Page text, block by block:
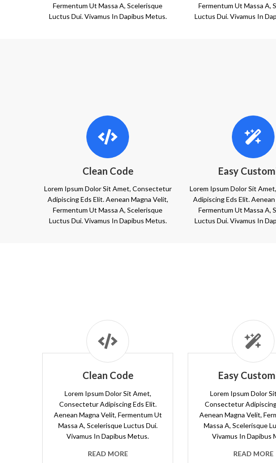
Fermentum Ut Massa A, Scelerisque
Luctus Dui. Vivamus In Dapibus Metus.
Fermentum Ut Massa A,
Luctus Dui. Vivamus In
Clean Code
Lorem Ipsum Dolor Sit Amet, Consectetur
Adipiscing Eds Elit. Aenean Magna Velit,
Fermentum Ut Massa A, Scelerisque
Luctus Dui. Vivamus In Dapibus Metus.
Easy
Lorem Ipsum Dolor Sit
Adipiscing Eds Elit.
Fermentum Ut Massa A,
Luctus Dui. Vivamus In
Clean Code
Lorem Ipsum Dolor Sit Amet,
Consectetur Adipiscing Eds Elit.
Aenean Magna Velit, Fermentum Ut
Massa A, Scelerisque Luctus Dui.
Vivamus In Dapibus Metus.
READ MORE
Easy
Lorem Ipsum Dolor
Consectetur
Aenean Magna Velit,
Massa A, Scelerisque
Vivamus In Dapibus
READ MORE